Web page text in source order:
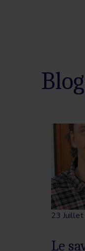
23
Le